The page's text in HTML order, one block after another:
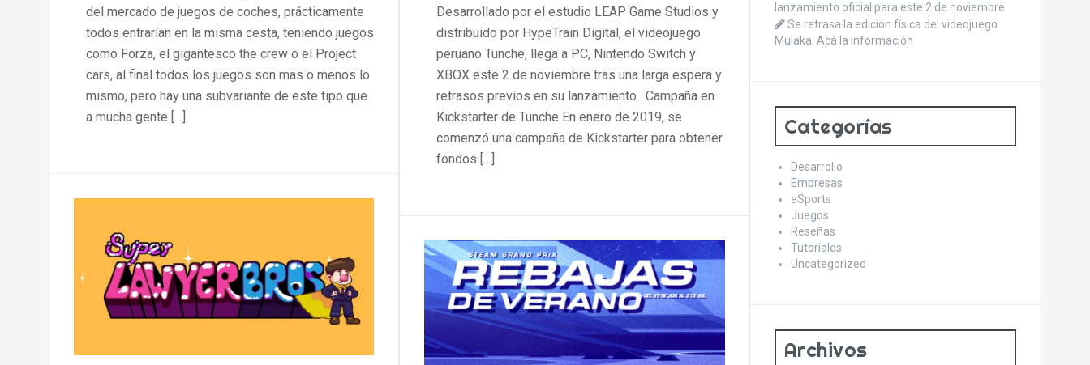
del mercado de juegos de coches, prácticamente
todos entrarían en la misma cesta, teniendo juegos
como Forza, el gigantesco the crew o el Project
cars, al final todos los juegos son mas o menos lo
mismo, pero hay una subvariante de este tipo que
a mucha gente […]
Desarrollado por el estudio LEAP Game Studios y
distribuido por HypeTrain Digital, el videojuego
peruano Tunche, llega a PC, Nintendo Switch y
XBOX este 2 de noviembre tras una larga espera y
retrasos previos en su lanzamiento. Campaña en
Kickstarter de Tunche En enero de 2019, se
comenzó una campaña de Kickstarter para obtener
fondos […]
lanzamiento oficial para este 2 de noviembre
Se retrasa la edición física del videojuego
Mulaka. Acá la información
Categorías
Desarrollo
Empresas
eSports
Juegos
Reseñas
Tutoriales
Uncategorized
Archivos